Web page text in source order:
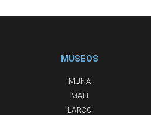
MUSEOS
MUNA
MALI
LARCO